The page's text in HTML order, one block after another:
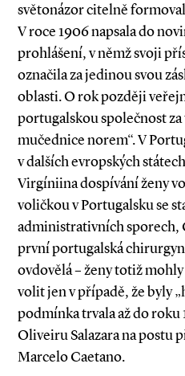
světoná­zor citelně
V roce 1906 napsala do
prohlášení, v němž svoji
označila za jedinou svou
oblasti. O rok později
portugalskou společnost za
mučednice norem“. V
v dalších evropských
Virgíniina dospívání ženy
voličkou v Portugalsku se
administrativních sporech,
první portugalská
ovdovělá – ženy totiž
volit jen v případě, že byly
podmínka trvala až do roku
Oliveiru Salazara na postu
Marcelo Caetano.